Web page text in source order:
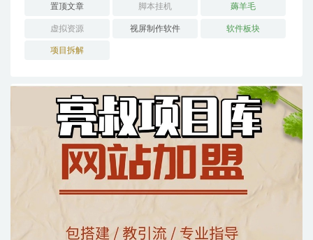
置顶文章 脚本挂机 薅羊毛
虚拟资源 视屏制作软件 软件板块
项目拆解